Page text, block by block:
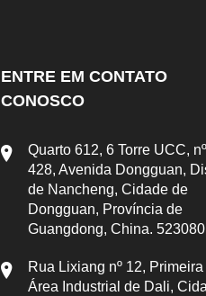
ENTRE EM CONTATO
CONOSCO
Quarto 612, 6 Torre UCC, nº
428, Avenida Dongguan,
de Nancheng, Cidade de
Dongguan, Província de
Guangdong, China. 523080
Rua Lixiang nº 12, Primeira
Área Industrial de Dali,